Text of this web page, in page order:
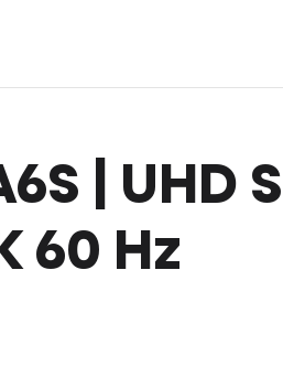
| UHD
60 Hz